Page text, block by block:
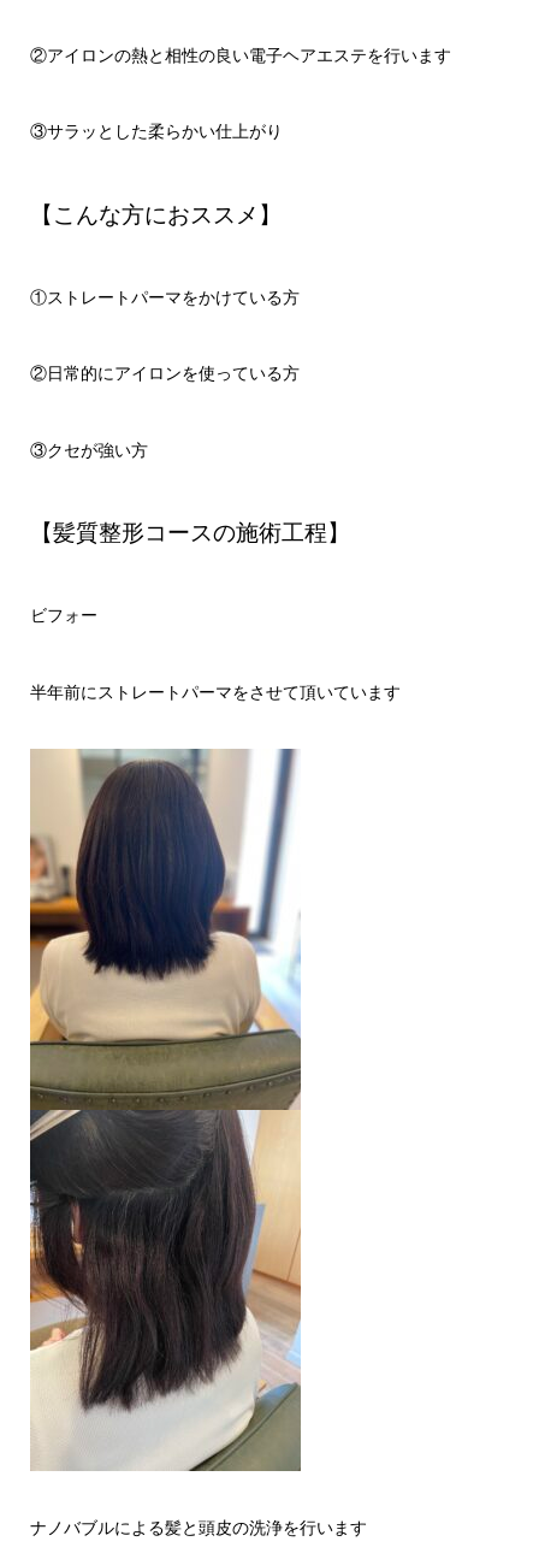
②アイロンの熱と相性の良い電子ヘアエステを行います
③サラッとした柔らかい仕上がり
【こんな方におススメ】
①ストレートパーマをかけている方
②日常的にアイロンを使っている方
③クセが強い方
【髪質整形コースの施術工程】
ビフォー
半年前にストレートパーマをさせて頂いています
ナノバブルによる髪と頭皮の洗浄を行います